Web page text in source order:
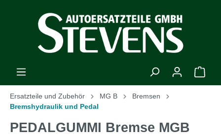
Ersatzteile und Zubehör MG B
Bremsen
Bremshydraulik und Pedal
PEDALGUMMI Bremse MGB